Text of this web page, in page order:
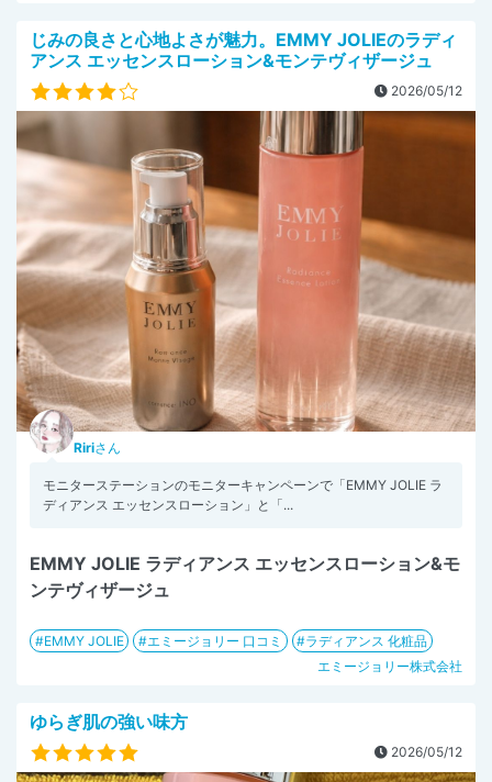
じみの良さと心地よさが魅力。EMMY JOLIEのラディ
アンス エッセンスローション&モンテヴィザージュ
2026/05/12
Ririさん
モニターステーションのモニターキャンペーンで「EMMY JOLIE ラ
ディアンス エッセンスローション」と「...
EMMY JOLIE ラディアンス エッセンスローション&モ
ンテヴィザージュ
EMMY JOLIE エミージョリー 口コミ
ラディアンス 化粧品
エミージョリー株式会社
ゆらぎ肌の強い味方
2026/05/12